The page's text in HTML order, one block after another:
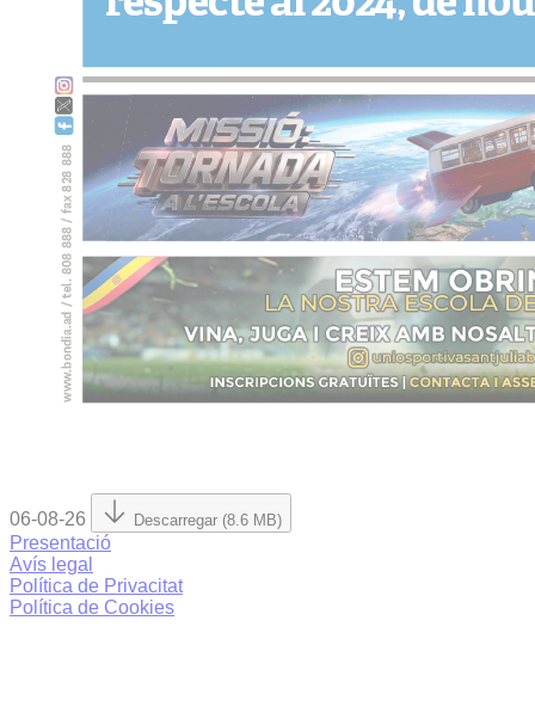
06-08-26 Descarregar (8.6 MB)
Presentació
Avís legal
Política de Privacitat
Política de Cookies